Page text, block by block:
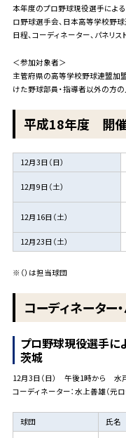
本年度のプロ野球現役選手による
ロ野球選手会、日本高等学校野
日程、コーディネーター、パネリス
＜参加対象者＞
主管府県の高等学校野球連盟加盟
けた野球部員・指導者以外の方の
平成18年度 開
12月3日（日）
12月9日（土）
12月16日（土）
12月23日（土）
※（）は担当球団
コーディネーター
プロ野球現役選手に
茨城
12月3日（日） 午後1時から 水
コーディネーター：水上善雄（元ロ
球団 氏名